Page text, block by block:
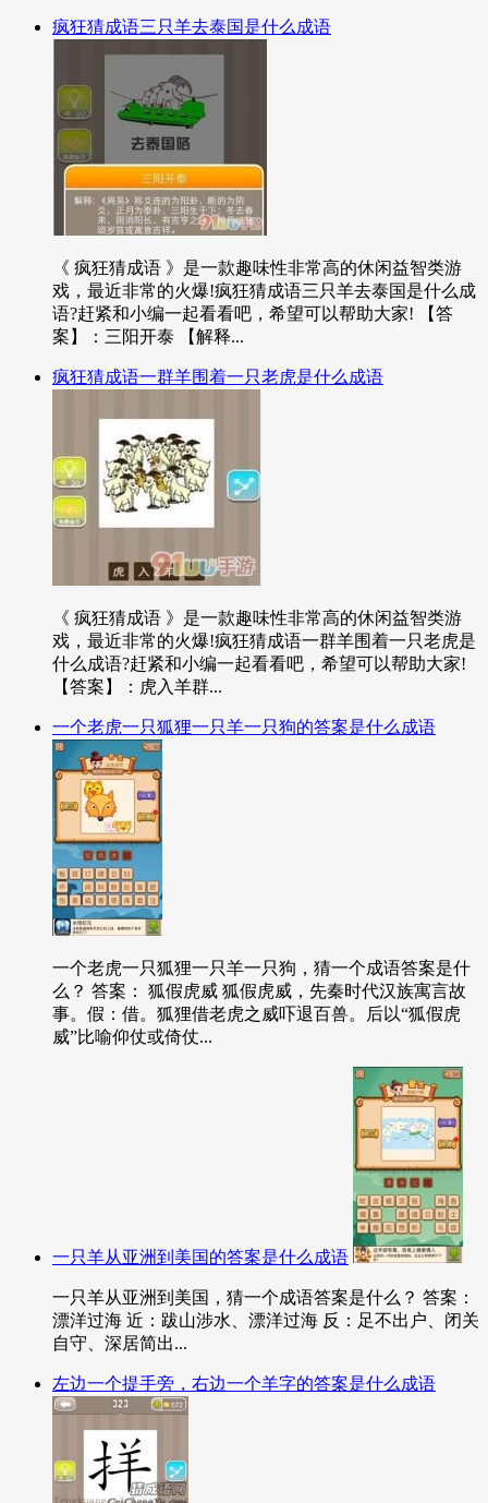
疯狂猜成语三只羊去泰国是什么成语
《 疯狂猜成语 》是一款趣味性非常高的休闲益智类游
戏，最近非常的火爆!疯狂猜成语三只羊去泰国是什么成
语?赶紧和小编一起看看吧，希望可以帮助大家! 【答
案】：三阳开泰 【解释...
疯狂猜成语一群羊围着一只老虎是什么成语
《 疯狂猜成语 》是一款趣味性非常高的休闲益智类游
戏，最近非常的火爆!疯狂猜成语一群羊围着一只老虎是
什么成语?赶紧和小编一起看看吧，希望可以帮助大家!
【答案】：虎入羊群...
一个老虎一只狐狸一只羊一只狗的答案是什么成语
一个老虎一只狐狸一只羊一只狗，猜一个成语答案是什
么？ 答案： 狐假虎威 狐假虎威，先秦时代汉族寓言故
事。假：借。狐狸借老虎之威吓退百兽。后以“狐假虎
威”比喻仰仗或倚仗...
一只羊从亚洲到美国的答案是什么成语
一只羊从亚洲到美国，猜一个成语答案是什么？ 答案：
漂洋过海 近：跋山涉水、漂洋过海 反：足不出户、闭关
自守、深居简出...
左边一个提手旁，右边一个羊字的答案是什么成语